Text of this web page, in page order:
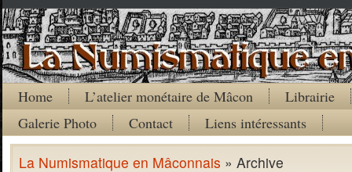
Home L’atelier monétaire de Mâcon
Librairie
Galerie Photo
Contact Liens intéressants
La Numismatique en Mâconnais » Archive